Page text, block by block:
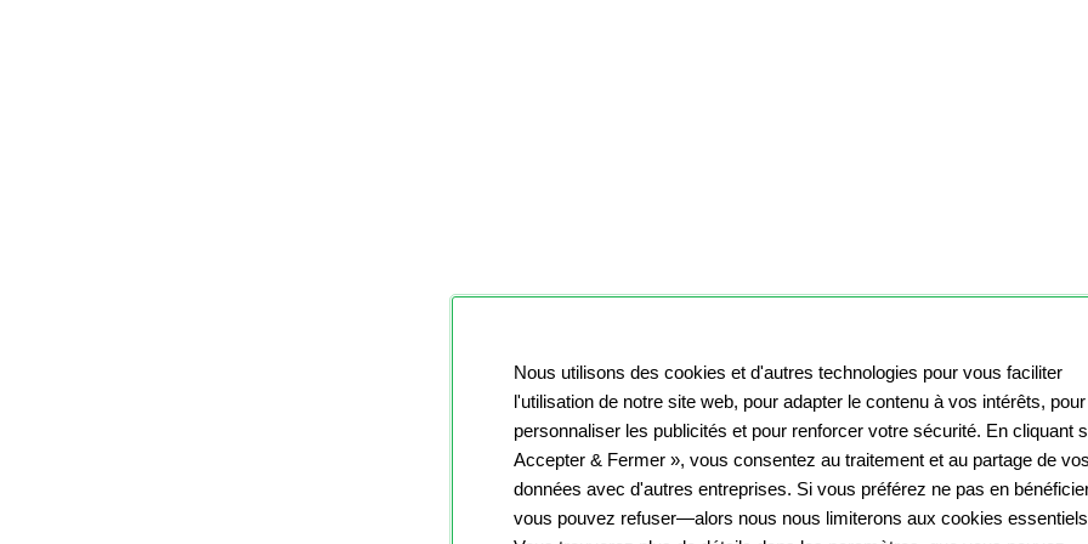
Nous utilisons des cookies et d'autres technologies pour vous faciliter
l'utilisation de notre site web, pour adapter le contenu à vos intérêts, pour
personnaliser les publicités et pour renforcer votre sécurité. En cliquant
Accepter & Fermer », vous consentez au traitement et au partage de vos
données avec d'autres entreprises. Si vous préférez ne pas en
vous pouvez refuser—alors nous nous limiterons aux cookies